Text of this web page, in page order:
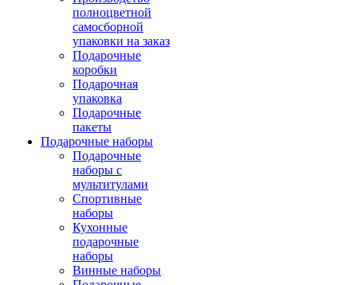
полноцветной
самосборной
упаковки на заказ
Подарочные
коробки
Подарочная
упаковка
Подарочные
пакеты
Подарочные наборы
Подарочные
наборы с
мультитулами
Спортивные
наборы
Кухонные
подарочные
наборы
Винные наборы